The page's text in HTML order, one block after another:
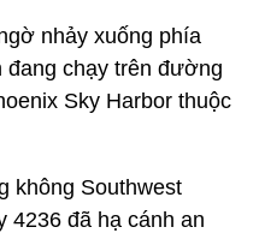
nhảy xuống phía
chạy trên đường
Sky Harbor thuộc
không Southwest
4236 đã hạ cánh an